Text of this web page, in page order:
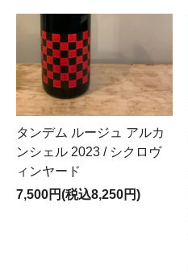
タンデム ルージュ アルカ
ンシェル 2023 / シクロヴ
ィンヤード
7,500円(税込8,250円)